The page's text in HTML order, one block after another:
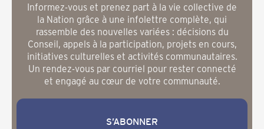
Informez-vous et prenez part à la vie collective de
la Nation grâce à une infolettre complète, qui
rassemble des nouvelles variées : décisions du
Conseil, appels à la participation, projets en cours,
initiatives culturelles et activités communautaires.
Un rendez-vous par courriel pour rester connecté
et engagé au cœur de votre communauté.
S’ABONNER